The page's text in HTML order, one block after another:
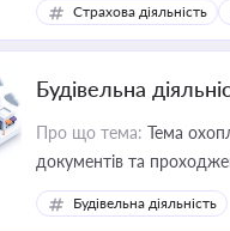
приватизації, оренди
Страхова діяльність
Будівельна
Про що тема: Тема
документів та
Будівельна діяльність